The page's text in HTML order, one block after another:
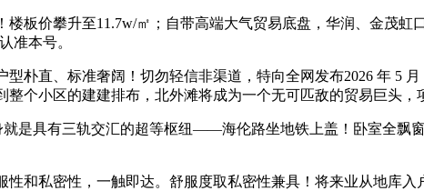
价攀升至11.7w/㎡；自带高端大气贸易底盘，华润、金茂虹
准本号。
直、标准奢阔！切勿轻信非渠道，特向全网发布2026 年 5
个小区的建建排布，北外滩将成为一个无可匹敌的贸易巨头，
是具有三轨交汇的超等枢纽——海伦路坐地铁上盖！卧室全飘
私密性，一触即达。舒服度取私密性兼具！将来业从地库入